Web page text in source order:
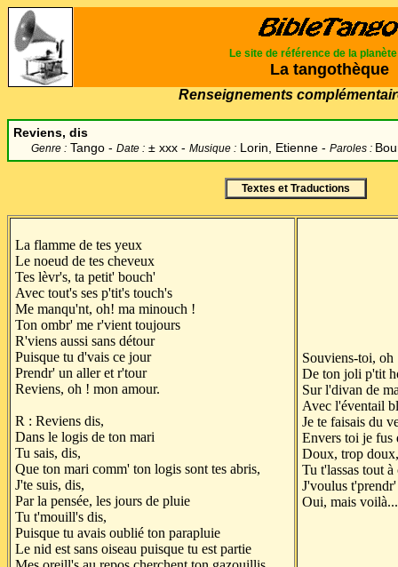
Le site de référence de la planète
La tangothèque
Renseignements
Reviens, dis
Genre : Tango - Date : ± xxx - Musique : Lorin, Etienne - Paroles :
Textes et Traductions
La flamme de tes yeux
Le noeud de tes cheveux
Tes lèvr's, ta petit' bouch'
Avec tout's ses p'tit's touch's
Me manqu'nt, oh! ma minouch !
Ton ombr' me r'vient toujours
R'viens aussi sans détour
Puisque tu d'vais ce jour
Prendr' un aller et r'tour
Reviens, oh ! mon amour.
R : Reviens dis,
Dans le logis de ton mari
Tu sais, dis,
Que ton mari comm' ton logis sont tes abris,
J'te suis, dis,
Par la pensée, les jours de pluie
Tu t'mouill's dis,
Puisque tu avais oublié ton parapluie
Le nid est sans oiseau puisque tu est partie
Souviens-toi, oh
De ton joli p'tit
Sur l'divan de
Avec l'éventail
Je te faisais du
Envers toi je fus
Doux, trop
Tu t'lassas tout à
J'voulus
Oui, mais